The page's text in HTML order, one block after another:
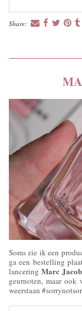
Share:
Soms zie ik een
ga een bestelling
lanceringMarc
geurnoten, maar
weerstaan